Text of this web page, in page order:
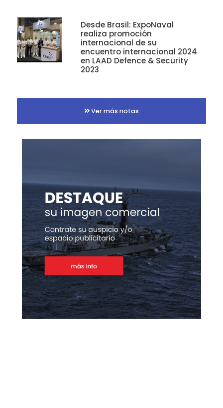
Desde Brasil: ExpoNaval
realiza promoción
internacional de su
encuentro internacional 2024
en LAAD Defence & Security
2023
Ver más notas